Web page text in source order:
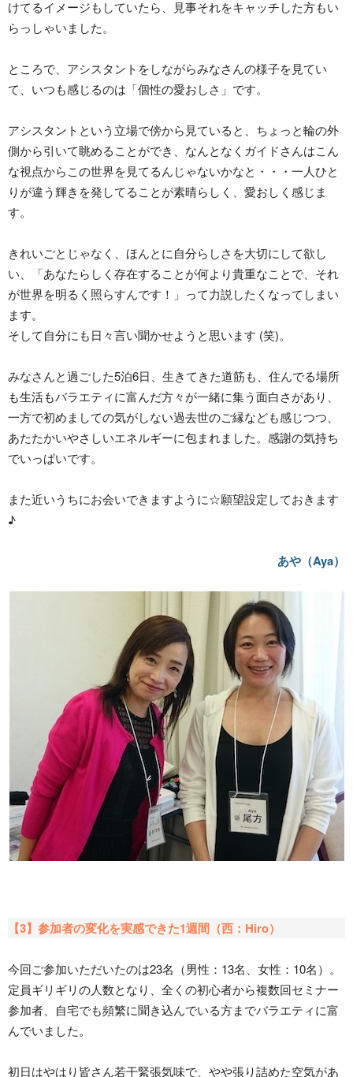
けてるイメージもしていたら、見事それをキャッチした方もい
らっしゃいました。
ところで、アシスタントをしながらみなさんの様子を見てい
て、いつも感じるのは「個性の愛おしさ」です。
アシスタントという立場で傍から見ていると、ちょっと輪の外
側から引いて眺めることができ、なんとなくガイドさんはこん
な視点からこの世界を見てるんじゃないかなと・・・一人ひと
りが違う輝きを発してることが素晴らしく、愛おしく感じま
す。
きれいごとじゃなく、ほんとに自分らしさを大切にして欲し
い、「あなたらしく存在することが何より貴重なことで、それ
が世界を明るく照らすんです！」って力説したくなってしまい
ます。
そして自分にも日々言い聞かせようと思います (笑)。
みなさんと過ごした5泊6日、生きてきた道筋も、住んでる場所
も生活もバラエティに富んだ方々が一緒に集う面白さがあり、
一方で初めましての気がしない過去世のご縁なども感じつつ、
あたたかいやさしいエネルギーに包まれました。感謝の気持ち
でいっぱいです。
また近いうちにお会いできますように☆願望設定しておきます
♪
あや（Aya）
【3】参加者の変化を実感できた1週間（西：Hiro）
今回ご参加いただいたのは23名（男性：13名、女性：10名）。
定員ギリギリの人数となり、全くの初心者から複数回セミナー
参加者、自宅でも頻繁に聞き込んでいる方までバラエティに富
んでいました。
初日はやはり皆さん若干緊張気味で、やや張り詰めた空気があ